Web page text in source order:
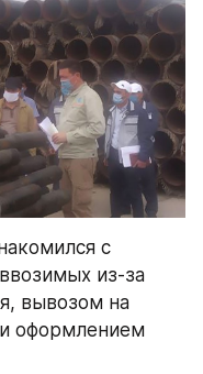
с
из-за
вывозом на
оформлением